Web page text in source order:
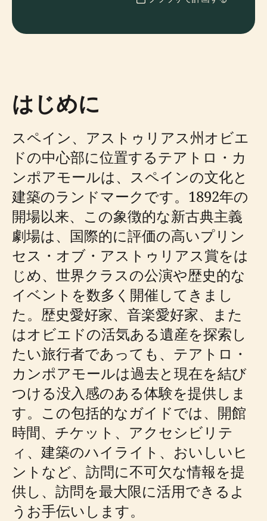
はじめに
スペイン、アストゥリアス州オビエ
ドの中心部に位置するテアトロ・カ
ンポアモールは、スペインの文化と
建築のランドマークです。1892年の
開場以来、この象徴的な新古典主義
劇場は、国際的に評価の高いプリン
セス・オブ・アストゥリアス賞をは
じめ、世界クラスの公演や歴史的な
イベントを数多く開催してきまし
た。歴史愛好家、音楽愛好家、また
はオビエドの活気ある遺産を探索し
たい旅行者であっても、テアトロ・
カンポアモールは過去と現在を結び
つける没入感のある体験を提供しま
す。この包括的なガイドでは、開館
時間、チケット、アクセシビリテ
ィ、建築のハイライト、おいしいヒ
ントなど、訪問に不可欠な情報を提
供し、訪問を最大限に活用できるよ
うお手伝いします。